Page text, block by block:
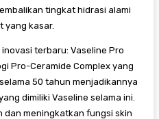
tingkat hidrasi alami
yang kasar.
terbaru: Vaseline Pro
Pro-Ceramide Complex yang
50 tahun menjadikannya
dimiliki Vaseline selama ini.
dan meningkatkan fungsi skin